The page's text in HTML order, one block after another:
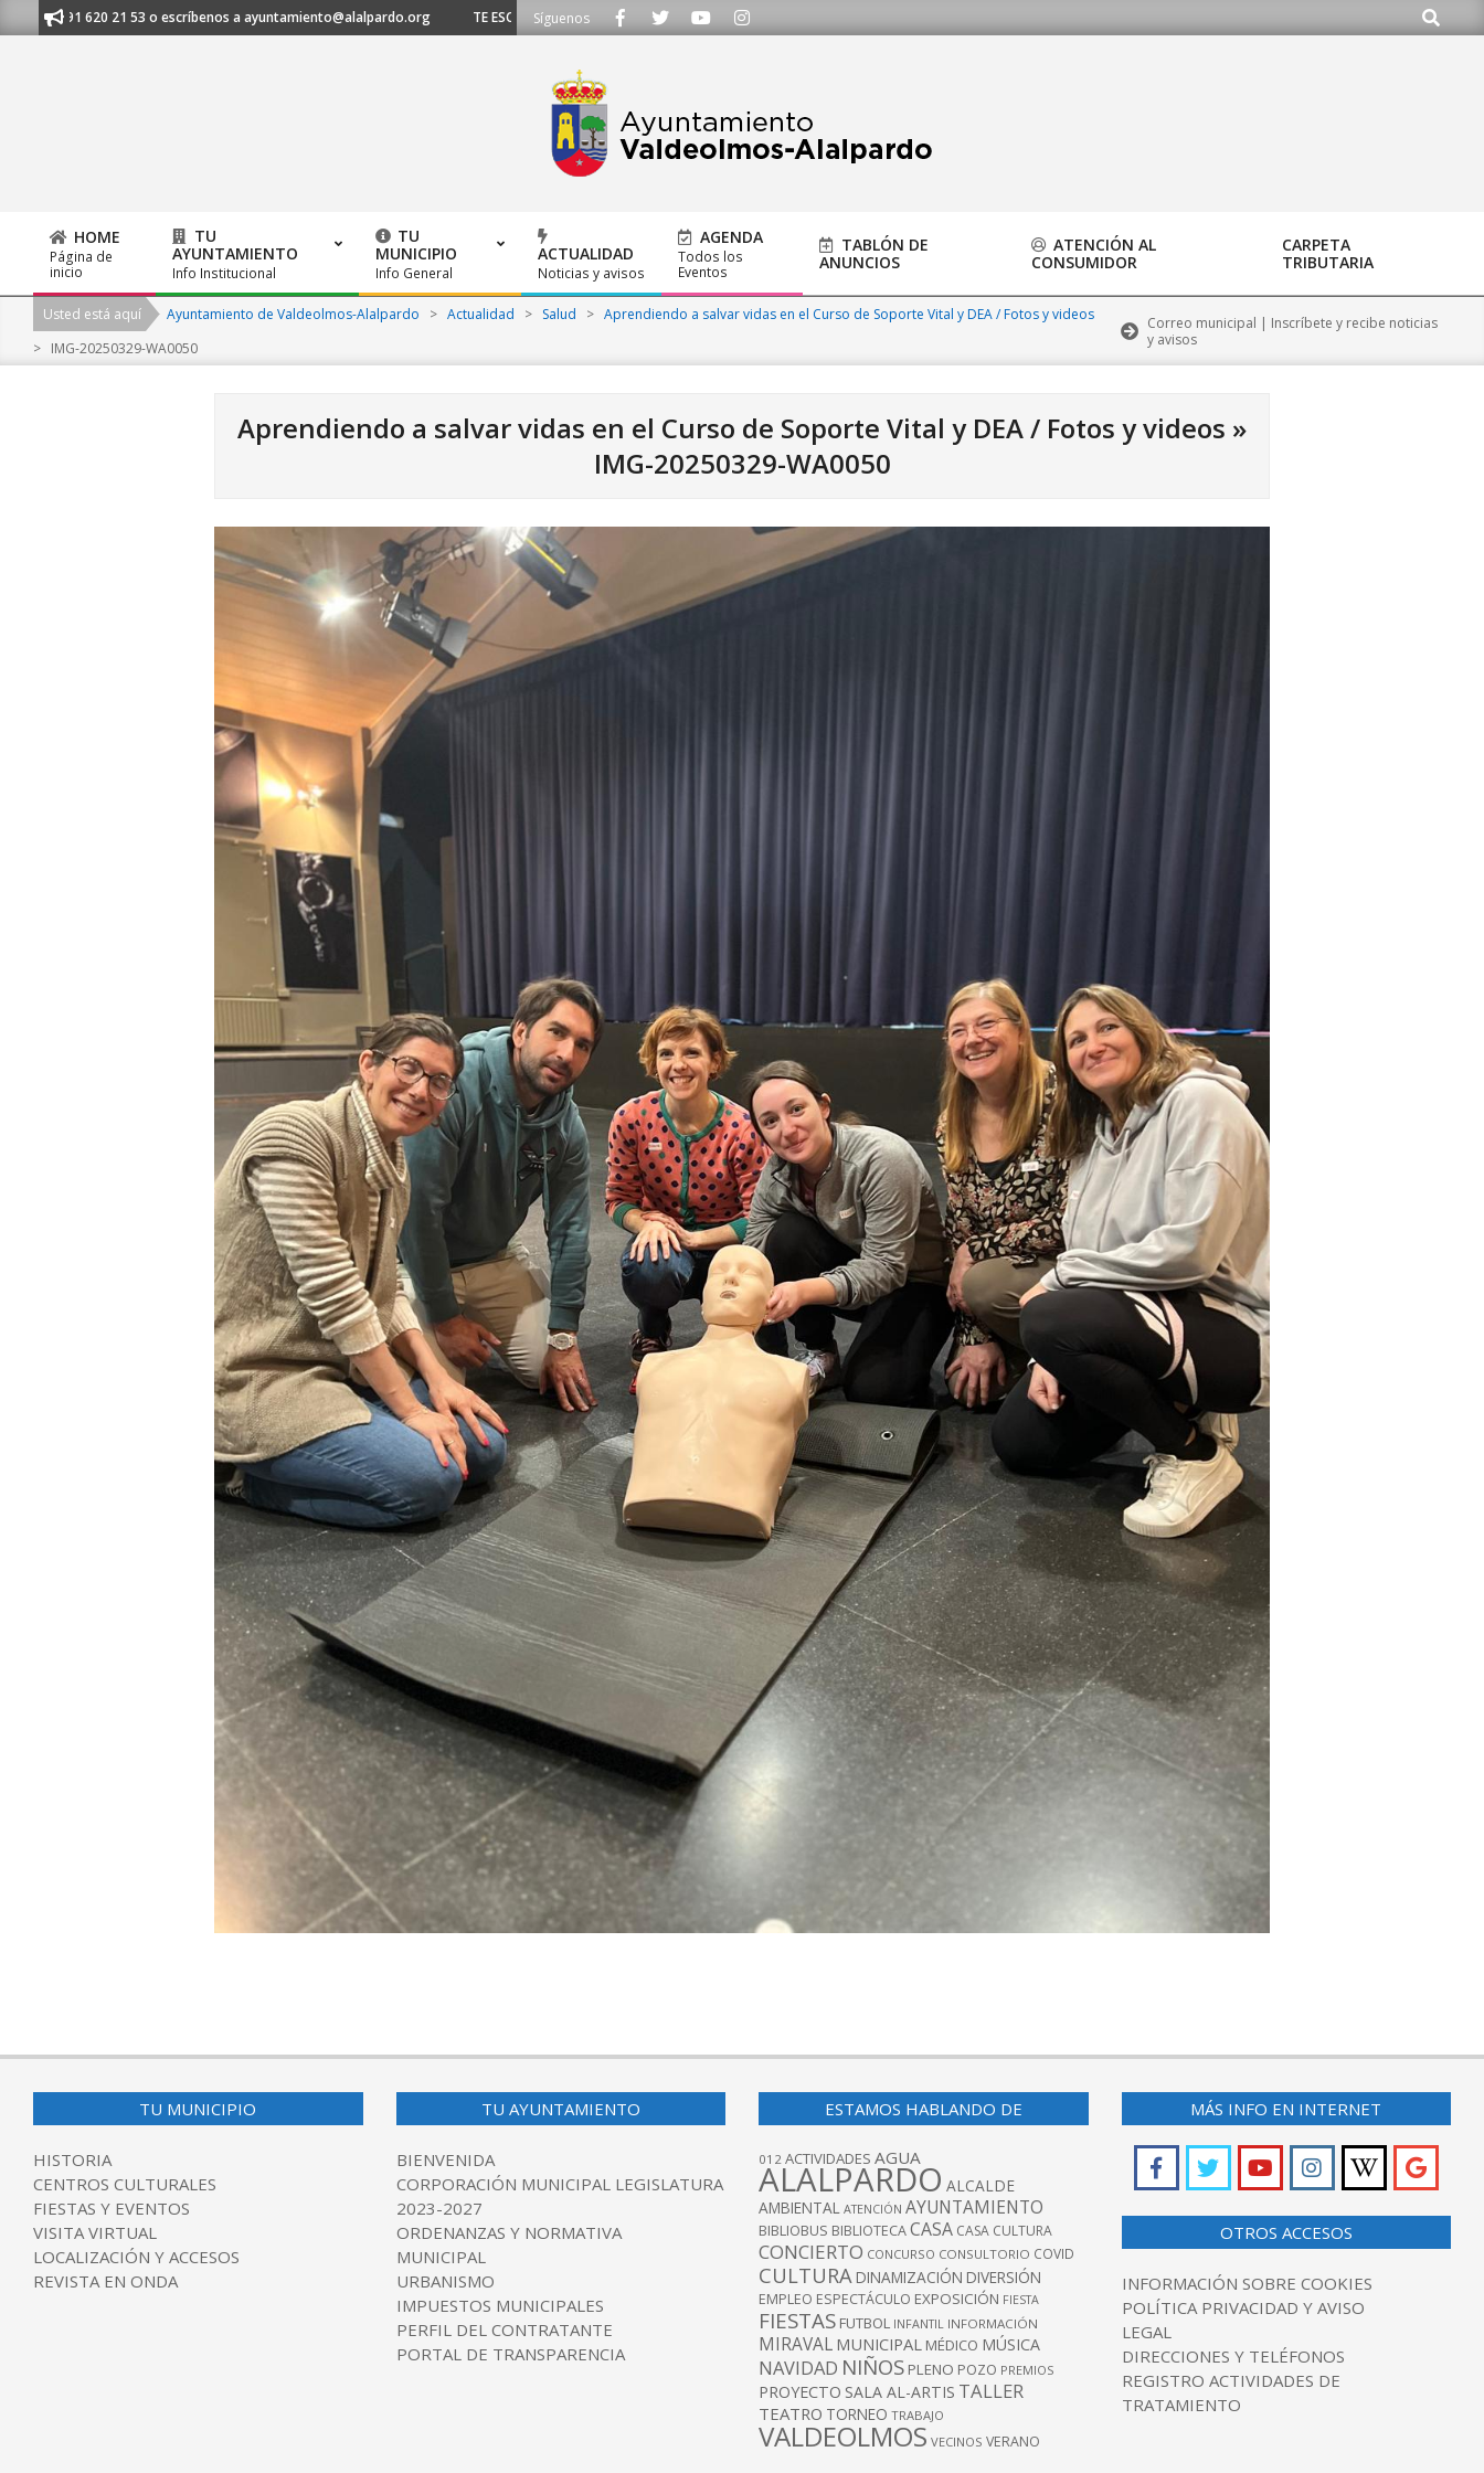
to
al 91 620 21 53 o escríbenos a ayuntamiento@alalpardo.org TE ESCUCHAMOS - Llámanos al 91 620 21 53 o escríbenos a ayuntamiento@alalpardo.org
Síguenos Buscar
Primary
Navigation
Menu
HOME
Página de
inicio
TU
AYUNTAMIENTO
Info Institucional
TU
MUNICIPIO
Info General
ACTUALIDAD
Noticias y avisos
AGENDA
Todos los
Eventos
TABLÓN DE
ANUNCIOS
ATENCIÓN AL
CONSUMIDOR
CARPETA
TRIBUTARIA
Usted está aquí Ayuntamiento de Valdeolmos-Alalpardo > Actualidad > Salud > Aprendiendo a salvar vidas en el Curso de Soporte Vital y DEA / Fotos y videos
> IMG-20250329-WA0050
Correo municipal | Inscríbete y recibe noticias
y avisos
Aprendiendo a salvar vidas en el Curso de Soporte Vital y DEA / Fotos y videos »
IMG-20250329-WA0050
04-
TU MUNICIPIO
HISTORIA
CENTROS CULTURALES
FIESTAS Y EVENTOS
VISITA VIRTUAL
LOCALIZACIÓN Y ACCESOS
REVISTA EN ONDA
TU AYUNTAMIENTO
BIENVENIDA
CORPORACIÓN MUNICIPAL LEGISLATURA
2023-2027
ORDENANZAS Y NORMATIVA
MUNICIPAL
URBANISMO
IMPUESTOS MUNICIPALES
PERFIL DEL CONTRATANTE
PORTAL DE TRANSPARENCIA
ESTAMOS HABLANDO DE
012 ACTIVIDADES AGUA
ALALPARDO ALCALDE
AMBIENTAL ATENCIÓN AYUNTAMIENTO
BIBLIOBUS BIBLIOTECACASA CASA CULTURA
CONCIERTO CONCURSO CONSULTORIO COVID
CULTURA DINAMIZACIÓN DIVERSIÓN
EMPLEO ESPECTÁCULO EXPOSICIÓN FIESTA
FIESTAS FUTBOL INFANTIL INFORMACIÓN
MIRAVAL MUNICIPAL MÉDICO MÚSICA
NAVIDAD NIÑOS PLENO POZO PREMIOS
PROYECTO SALA AL-ARTIS TALLER
TEATRO TORNEO TRABAJO
VALDEOLMOS VECINOS VERANO
MÁS INFO EN INTERNET
OTROS ACCESOS
INFORMACIÓN SOBRE COOKIES
POLÍTICA PRIVACIDAD Y AVISO
LEGAL
DIRECCIONES Y TELÉFONOS
REGISTRO ACTIVIDADES DE
TRATAMIENTO